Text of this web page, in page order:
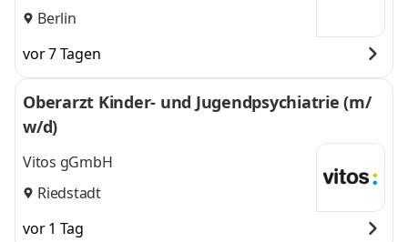
Berlin
vor 7 Tagen
Oberarzt Kinder- und Jugendpsychiatrie (m/
w/d)
Vitos gGmbH
Riedstadt
vor 1 Tag